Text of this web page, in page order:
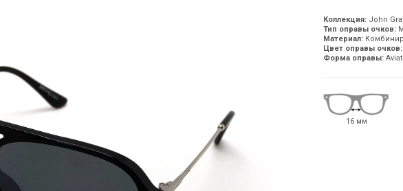
Коллекция:John
Тип оправы очков:
Материал:
Цвет оправы очков:
Форма оправы:
16 мм